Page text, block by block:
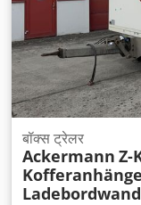
बॉक्स ट्रेलर
Ackermann Z-